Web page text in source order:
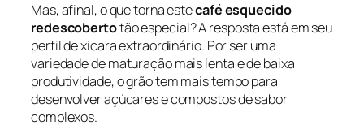
Mas, afinal, o que torna estecafé esquecido
redescobertotão especial? A resposta está em seu
perfil de xícara extraordinário. Por ser uma
variedade de maturação mais lenta e de baixa
produtividade, o grão tem mais tempo para
desenvolver açúcares e compostos de sabor
complexos.